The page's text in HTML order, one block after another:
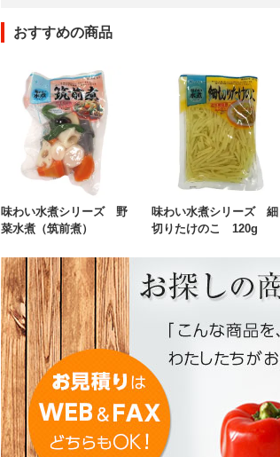
おすすめの商品
味わい水煮シリーズ 野
菜水煮（筑前煮）
味わい水煮シリーズ 細
切りたけのこ 120g